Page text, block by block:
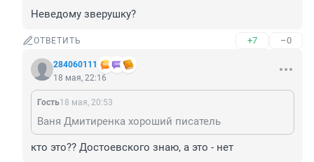
Неведому зверушку?
ОТВЕТИТЬ +7 –0
284060111
18 мая, 22:16
Гость18 мая, 20:53
Ваня Дмитиренка хороший писатель
кто это?? Достоевского знаю, а это - нет